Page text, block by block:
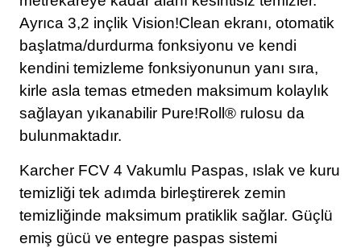
Ayrıca 3,2 inçlik Vision!Clean ekranı, otomatik
başlatma/durdurma fonksiyonu ve kendi
kendini temizleme fonksiyonunun yanı sıra,
kirle asla temas etmeden maksimum kolaylık
sağlayan yıkanabilir Pure!Roll® rulosu da
bulunmaktadır.
Karcher FCV 4 Vakumlu Paspas, ıslak ve kuru
temizliği tek adımda birleştirerek zemin
temizliğinde maksimum pratiklik sağlar. Güçlü
emiş gücü ve entegre paspas sistemi